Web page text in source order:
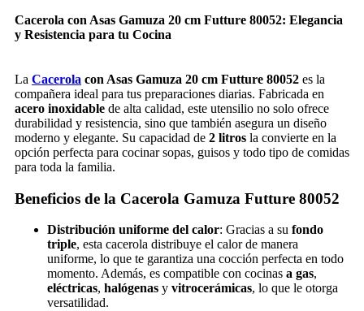
Cacerola con Asas Gamuza 20 cm Futture 80052: Elegancia
y Resistencia para tu Cocina
La Cacerola con Asas Gamuza 20 cm Futture 80052 es la
compañera ideal para tus preparaciones diarias. Fabricada en
acero inoxidable de alta calidad, este utensilio no solo ofrece
durabilidad y resistencia, sino que también asegura un diseño
moderno y elegante. Su capacidad de 2 litros la convierte en la
opción perfecta para cocinar sopas, guisos y todo tipo de comidas
para toda la familia.
Beneficios de la Cacerola Gamuza Futture 80052
Distribución uniforme del calor: Gracias a su fondo
triple, esta cacerola distribuye el calor de manera
uniforme, lo que te garantiza una cocción perfecta en todo
momento. Además, es compatible con cocinas a gas,
eléctricas, halógenas y vitrocerámicas, lo que le otorga
versatilidad.